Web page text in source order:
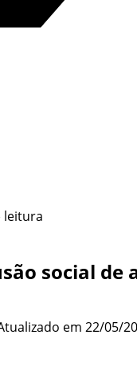
leitura
social de
em 22/05/